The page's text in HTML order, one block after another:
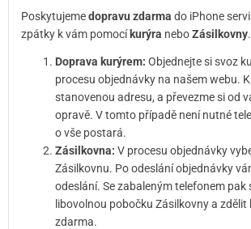
Poskytujemedopravu zdarma do iPhone
zpátky k vám pomocí kurýra neboZásilkovny.
Doprava kurýrem: Objednejte si svoz
procesu objednávky na našem webu.
stanovenou adresu, a převezme si od
opravě. V tomto případě není nutné
o vše postará.
Zásilkovna: V procesu objednávky
Zásilkovnu. Po odeslání objednávky
odeslání. Se zabaleným telefonem
libovolnou pobočku Zásilkovny a
zdarma.